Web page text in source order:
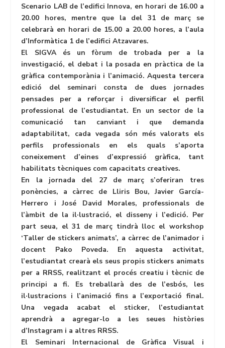
Scenario LAB de l’edifici Innova, en horari de 16.00 a
20.00 hores, mentre que la del 31 de març se
celebrarà en horari de 15.00 a 20.00 hores, a l’aula
d’Informàtica 1 de l’edifici Atzavares.
El SIGVA és un fòrum de trobada per a la
investigació, el debat i la posada en pràctica de la
gràfica contemporània i l’animació. Aquesta tercera
edició del seminari consta de dues jornades
pensades per a reforçar i diversificar el perfil
professional de l’estudiantat. En un sector de la
comunicació tan canviant i que demanda
adaptabilitat, cada vegada són més valorats els
perfils professionals en els quals s’aporta
coneixement d’eines d’expressió gràfica, tant
habilitats tècniques com capacitats creatives.
En la jornada del 27 de març s’oferiran tres
ponències, a càrrec de Lliris Bou, Javier García-
Herrero i José David Morales, professionals de
l’àmbit de la il·lustració, el disseny i l’edició. Per
part seua, el 31 de març tindrà lloc el workshop
‘Taller de stickers animats’, a càrrec de l’animador i
docent Pako Poveda. En aquesta activitat,
l’estudiantat crearà els seus propis stickers animats
per a RRSS, realitzant el procés creatiu i tècnic de
principi a fi. Es treballarà des de l’esbós, les
il·lustracions i l’animació fins a l’exportació final.
Una vegada acabat el sticker, l’estudiantat
aprendrà a agregar-lo a les seues històries
d’Instagram i a altres RRSS.
El Seminari Internacional de Gràfica Visual i